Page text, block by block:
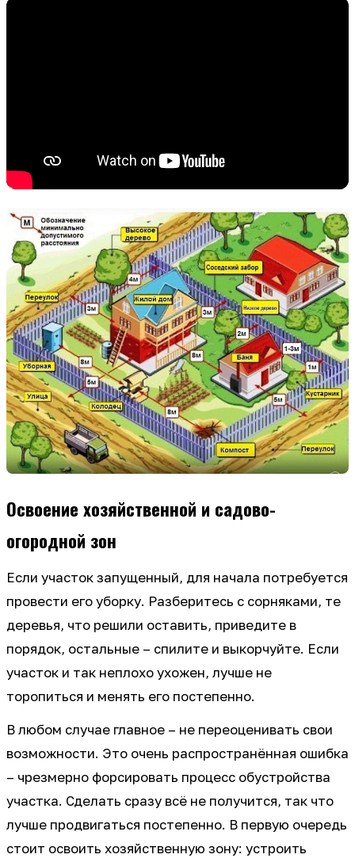
Освоение хозяйственной и садово-
огородной зон
Если участок запущенный, для начала потребуется
провести его уборку. Разберитесь с сорняками, те
деревья, что решили оставить, приведите в
порядок, остальные – спилите и выкорчуйте. Если
участок и так неплохо ухожен, лучше не
торопиться и менять его постепенно.
В любом случае главное – не переоценивать свои
возможности. Это очень распространённая ошибка
– чрезмерно форсировать процесс обустройства
участка. Сделать сразу всё не получится, так что
лучше продвигаться постепенно. В первую очередь
стоит освоить хозяйственную зону: устроить